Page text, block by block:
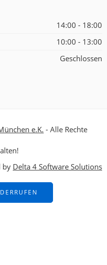
14:00 - 18:00
10:00 - 13:00
Geschlossen
e.K. - Alle Rechte
by Delta 4 Software Solutions